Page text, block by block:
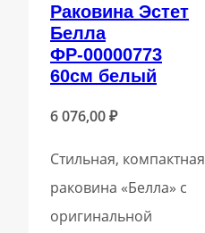
Раковина Эстет
Белла
ФР-00000773
60см белый
6 076,00₽
Стильная, компактная
раковина «Белла» с
оригинальной